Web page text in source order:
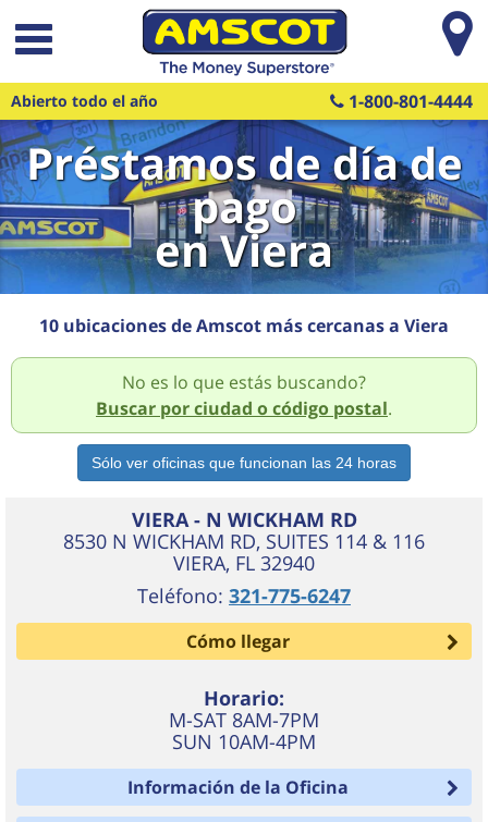
Saltar al contenido principal
Abierto todo el año 1-800-801-4444
Préstamos de día de
pago
en Viera
10 ubicaciones de Amscot más cercanas a Viera
No es lo que estás buscando?
Buscar por ciudad o código postal.
VIERA - N WICKHAM RD
8530 N WICKHAM RD, SUITES 114 & 116
VIERA, FL 32940
Teléfono: 321-775-6247
Cómo llegar
Horario:
M-SAT 8AM-7PM
SUN 10AM-4PM
Información de la Oficina